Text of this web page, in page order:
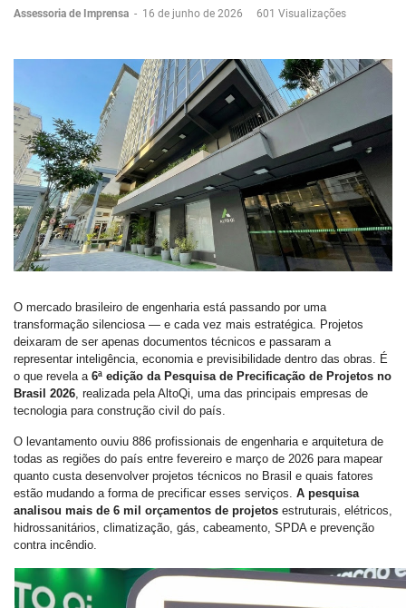
Assessoria de Imprensa - 16 de junho de 2026 601 Visualizações
O mercado brasileiro de engenharia está passando por uma
transformação silenciosa — e cada vez mais estratégica. Projetos
deixaram de ser apenas documentos técnicos e passaram a
representar inteligência, economia e previsibilidade dentro das obras. É
o que revela a 6ª edição da Pesquisa de Precificação de Projetos no
Brasil 2026 , realizada pela AltoQi, uma das principais empresas de
tecnologia para construção civil do país.
O levantamento ouviu 886 profissionais de engenharia e arquitetura de
todas as regiões do país entre fevereiro e março de 2026 para mapear
quanto custa desenvolver projetos técnicos no Brasil e quais fatores
estão mudando a forma de precificar esses serviços. A pesquisa
analisou mais de 6 mil orçamentos de projetos estruturais, elétricos,
hidrossanitários, climatização, gás, cabeamento, SPDA e prevenção
contra incêndio.